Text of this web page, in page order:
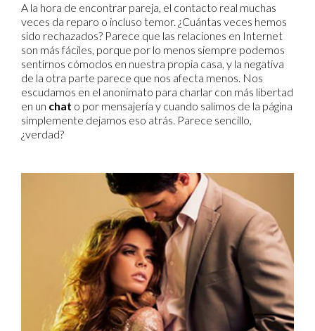
A la hora de encontrar pareja, el contacto real muchas
veces da reparo o incluso temor. ¿Cuántas veces hemos
sido rechazados? Parece que las relaciones en Internet
son más fáciles, porque por lo menos siempre podemos
sentirnos cómodos en nuestra propia casa, y la negativa
de la otra parte parece que nos afecta menos. Nos
escudamos en el anonimato para charlar con más libertad
en un chat o por mensajería y cuando salimos de la página
simplemente dejamos eso atrás. Parece sencillo,
¿verdad?